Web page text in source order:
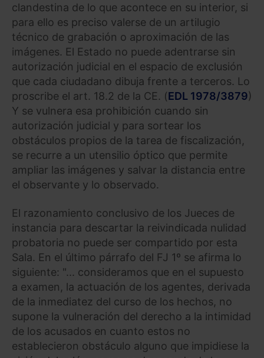
clandestina de lo que acontece en su interior, si
para ello es preciso valerse de un artilugio
técnico de grabación o aproximación de las
imágenes. El Estado no puede adentrarse sin
autorización judicial en el espacio de exclusión
que cada ciudadano dibuja frente a terceros. Lo
proscribe el art. 18.2 de la CE. (EDL 1978/3879)
Y se vulnera esa prohibición cuando sin
autorización judicial y para sortear los
obstáculos propios de la tarea de fiscalización,
se recurre a un utensilio óptico que permite
ampliar las imágenes y salvar la distancia entre
el observante y lo observado.
El razonamiento conclusivo de los Jueces de
instancia para descartar la reivindicada nulidad
probatoria no puede ser compartido por esta
Sala. En el último párrafo del FJ 1º se afirma lo
siguiente: "... consideramos que en el supuesto
a examen, la actuación de los agentes, derivada
de la inmediatez del curso de los hechos, no
supone la vulneración del derecho a la intimidad
de los acusados en cuanto estos no
establecieron obstáculo alguno que impidiese la